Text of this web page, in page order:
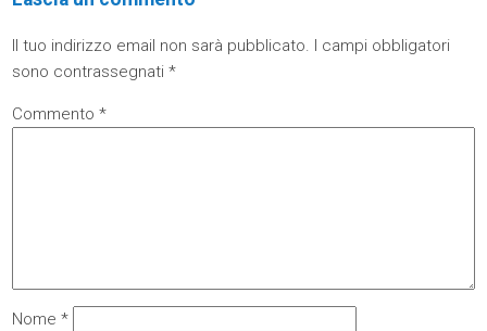
Il tuo indirizzo email non sarà pubblicato. I campi obbligatori
sono contrassegnati*
Commento*
Nome*